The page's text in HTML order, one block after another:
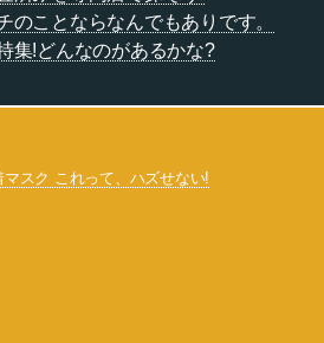
のことならなんでもありです。
集!どんなのがあるかな?
スク これって、ハズせない!